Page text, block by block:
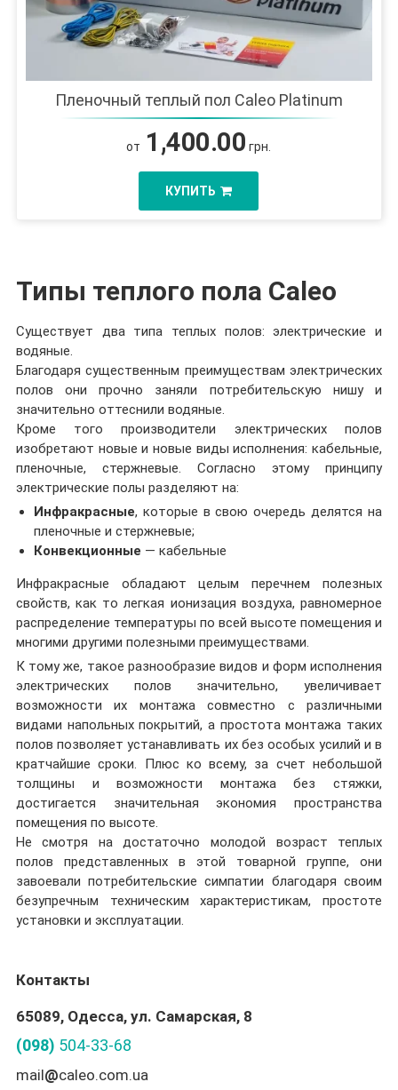
Пленочный теплый пол Caleo Platinum
от 1,400.00 грн.
КУПИТЬ
Типы теплого пола Caleo
Существует два типа теплых полов: электрические и
водяные.
Благодаря существенным преимуществам электрических
полов они прочно заняли потребительскую нишу и
значительно оттеснили водяные.
Кроме того производители электрических полов
изобретают новые и новые виды исполнения: кабельные,
пленочные, стержневые. Согласно этому принципу
электрические полы разделяют на:
Инфракрасные, которые в свою очередь делятся на
пленочные и стержневые;
Конвекционные — кабельные
Инфракрасные обладают целым перечнем полезных
свойств, как то легкая ионизация воздуха, равномерное
распределение температуры по всей высоте помещения и
многими другими полезными преимуществами.
К тому же, такое разнообразие видов и форм исполнения
электрических полов значительно, увеличивает
возможности их монтажа совместно с различными
видами напольных покрытий, а простота монтажа таких
полов позволяет устанавливать их без особых усилий и в
кратчайшие сроки. Плюс ко всему, за счет небольшой
толщины и возможности монтажа без стяжки,
достигается значительная экономия пространства
помещения по высоте.
Не смотря на достаточно молодой возраст теплых
полов представленных в этой товарной группе, они
завоевали потребительские симпатии благодаря своим
безупречным техническим характеристикам, простоте
установки и эксплуатации.
Контакты
65089, Одесса, ул. Самарская, 8
(098) 504-33-68
mail@caleo.com.ua